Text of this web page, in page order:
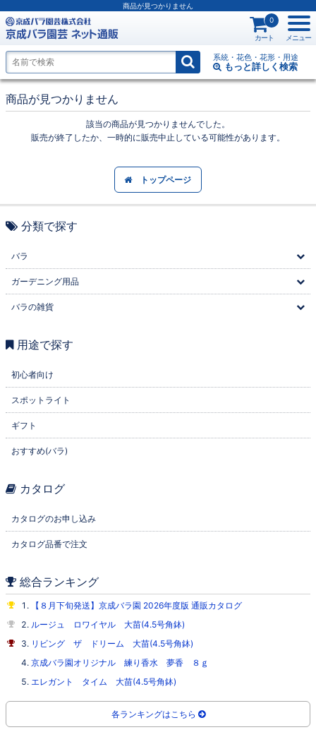
商品が見つかりません
系統・花色・花形・用途
もっと詳しく検索
カート
0
メニュー
商品が見つかりません
該当の商品が見つかりませんでした。
販売が終了したか、一時的に販売中止している可能性があります。
トップページ
分類で探す
バラ
ガーデニング用品
バラの雑貨
用途で探す
初心者向け
スポットライト
ギフト
おすすめ(バラ)
カタログ
カタログのお申し込み
カタログ品番で注文
総合ランキング
【８月下旬発送】京成バラ園 2026年度版 通販カタログ
ルージュ ロワイヤル 大苗(4.5号角鉢)
リビング ザ ドリーム 大苗(4.5号角鉢)
京成バラ園オリジナル 練り香水 夢香 ８ｇ
エレガント タイム 大苗(4.5号角鉢)
各ランキングはこちら